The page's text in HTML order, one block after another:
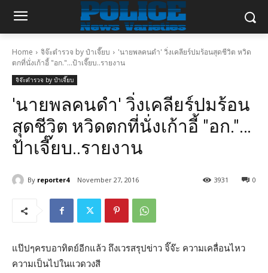
Home จิจ๊ะตำรวจ by ป๋าเจี๊ยบ
'นายพลคนดำ' วิ่งเคลียร์ปมร้อนสุดชีวิต หวิด
ตกที่นั่งเก้าอี้ "อก."...ป้าเจี๊ยบ..รายงาน
จิจ๊ะตำรวจ by ป๋าเจี๊ยบ
'นายพลคนดำ' วิ่งเคลียร์ปมร้อน
สุดชีวิต หวิดตกที่นั่งเก้าอี้ "อก."…
ป้าเจี๊ยบ..รายงาน
By reporter4 November 27, 2016 0
3931
แป๊ปๆครบอาทิตย์อีกแล้ว ถึงเวรสรุปข่าว จิ๊จ๊ะ ความเคลื่อนไหว
ความเป็นไปในแวดวงสี